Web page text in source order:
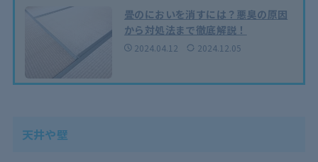
畳のにおいを消すには？悪臭の原因
から対処法まで徹底解説！
2024.04.12 2024.12.05
天井や壁